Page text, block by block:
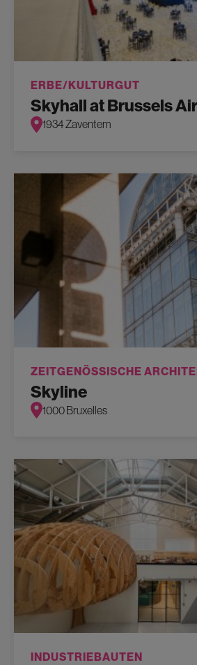
ERBE/KULTURGUT
Skyhall at Brussels
1934 Zaventem
ZEITGENÖSSISCHE
Skyline
1000 Bruxelles
INDUSTRIEBAUTEN